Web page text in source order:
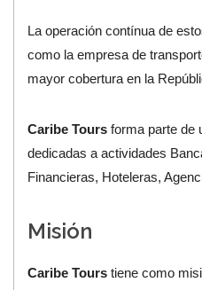
La operación contínua de
como la empresa de
mayor cobertura en la
Caribe Tours forma parte de
dedicadas a actividades
Financieras, Hoteleras,
Misión
Caribe Tours tiene como